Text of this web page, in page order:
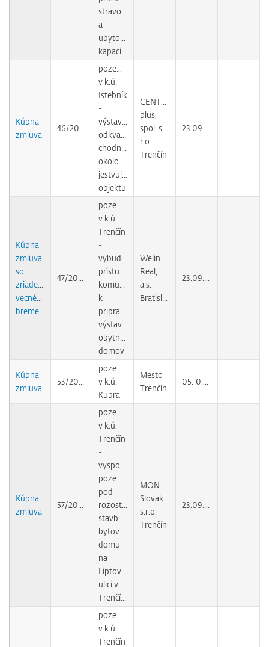
stravovacími
a
ubytovacími
Kúpna
zmluva
pozemok
v k.ú.
Istebník
-
výstavba
odkvapového
chodníka
okolo
jestvujúceho
objektu
CENTRUM
plus,
spol. s
r.o.
Trenčín
Kúpna
zmluva
so
zriadením
vecného
pozemok
v k.ú.
Trenčín
-
vybudovanie
prístupovej
komunikácie
k
pripravovanej
výstavbe
obytných
domov
Welington
Real,
a.s.
Kúpna
zmluva
pozemky
v k.ú.
Kubra
Mesto
Trenčín
Kúpna
zmluva
pozemky
v k.ú.
Trenčín
-
vysporiadanie
pozemkov
pod
rozostavanou
stavbou
bytového
domu
na
Liptovskej
ulici v
Trenčíne
MONOLIT
Slovakia,
s.r.o.
Trenčín
pozemky
v k.ú.
Trenčín